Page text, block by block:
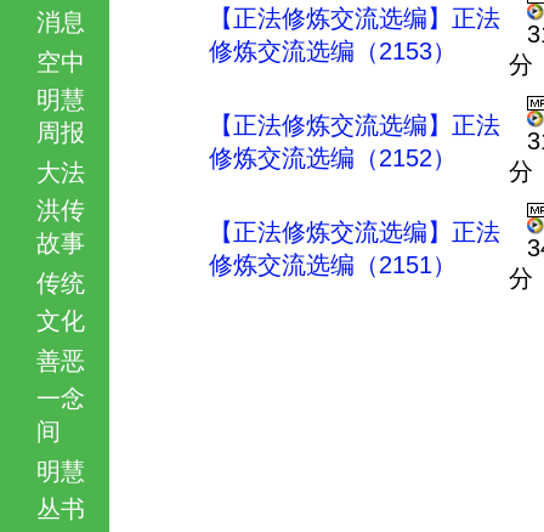
消息
空中
明慧
周报
大法
洪传
故事
传统
文化
善恶
一念
间
明慧
丛书
【正法修炼交流选编】正法
修炼交流选编（2153）
分
【正法修炼交流选编】正法
修炼交流选编（2152）
分
【正法修炼交流选编】正法
修炼交流选编（2151）
分